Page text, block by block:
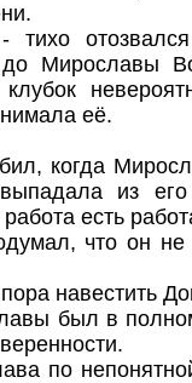
тихо
до Мирославы
клубок
её.
когда
выпадала из
есть
что он
навестить
был в
по